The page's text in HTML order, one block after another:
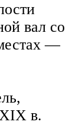
вал со
—
в.